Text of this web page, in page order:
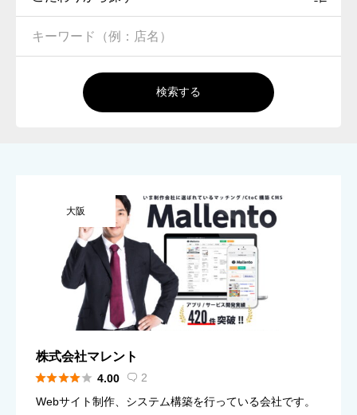
検索する
大阪
株式会社マレント
 4.00  2
Webサイト制作、システム構築を行っている会社です。